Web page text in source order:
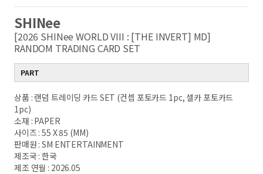
SHINee
[2026 SHINee WORLD VIII : [THE INVERT] MD]
RANDOM TRADING CARD SET
PART
상품 : 랜덤 트레이딩 카드 SET (컨셉 포토카드 1pc, 셀카 포토카드
1pc)
소재 : PAPER
사이즈 : 55 X 85 (MM)
판매원 : SM ENTERTAINMENT
제조국 : 한국
제조 연월 : 2026.05